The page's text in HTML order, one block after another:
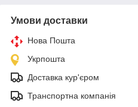
Умови доставки
Нова Пошта
Укрпошта
Доставка кур'єром
Транспортна компанія